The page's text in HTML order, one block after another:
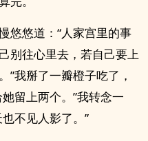
悠悠道：“人家宫里的事
别往心里去，若自己要上
”我掰了一瓣橙子吃了，
留上两个。”我转念一
不见人影了。”